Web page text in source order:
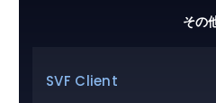
その
SVF Client